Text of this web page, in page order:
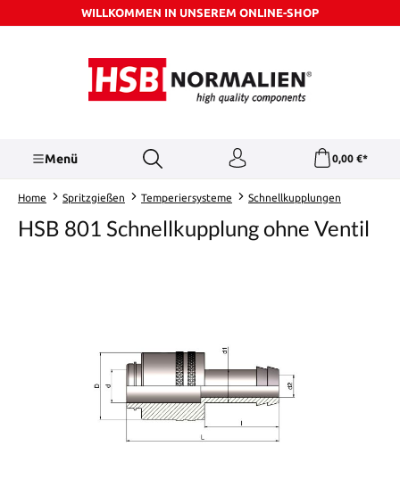
Zum Hauptinhalt springenWILLKOMMEN IN UNSEREM ONLINE-SHOP
Menü 0,00 €*
Home Spritzgießen Temperiersysteme Schnellkupplungen
HSB 801 Schnellkupplung ohne Ventil